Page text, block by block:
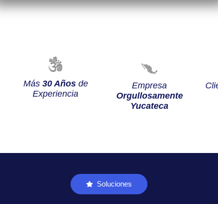
Más 30 Añosde
Experiencia
Empresa
Orgullosamente
Yucateca
Soluciones